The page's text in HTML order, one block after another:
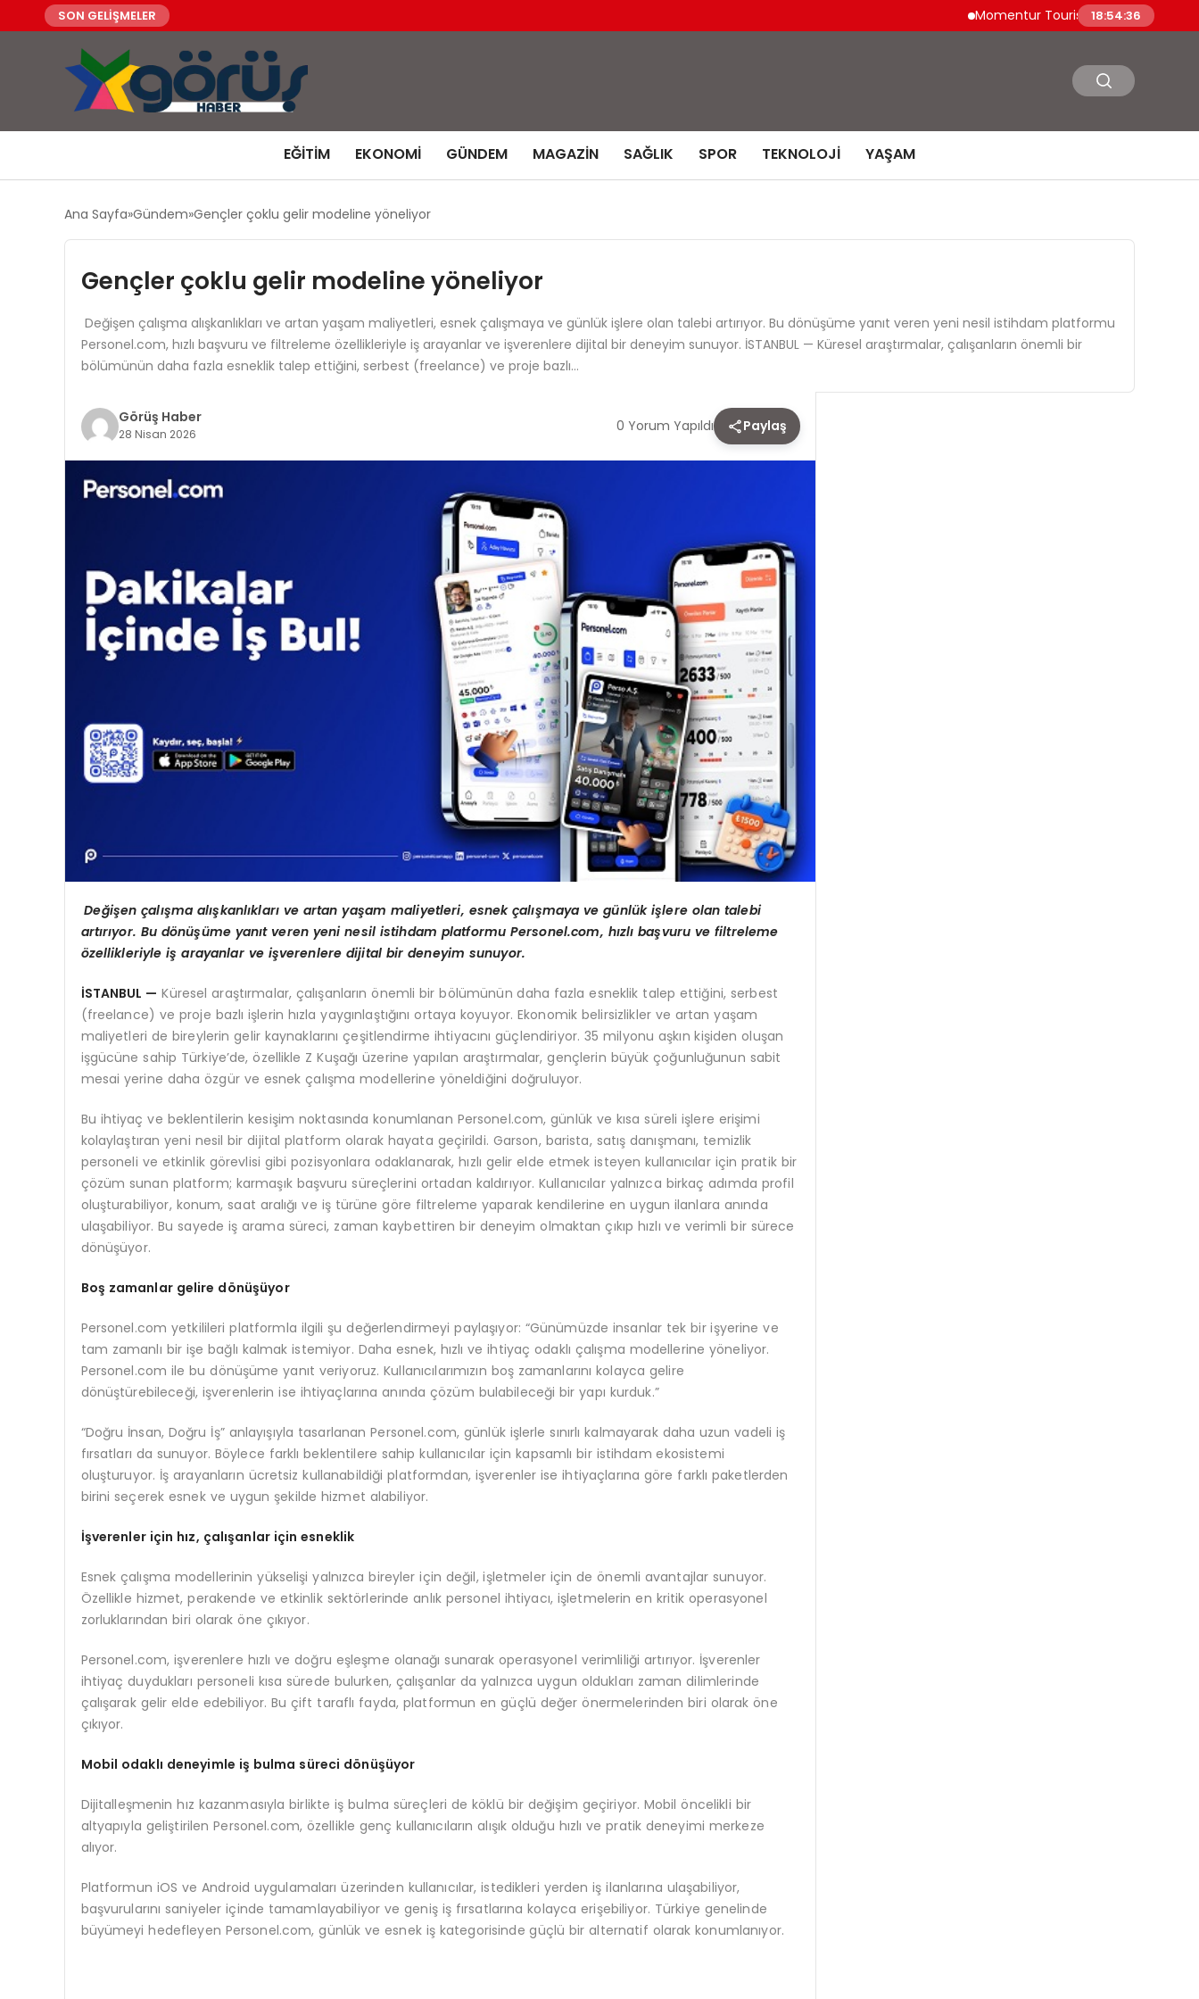
SON GELİŞMELER Momentur Tourism & Travel, Dubai
18:54:37
EĞITIM EKONOMI GÜNDEM MAGAZIN SAĞLIK SPOR TEKNOLOJI YAŞAM
Ana Sayfa Gündem Gençler çoklu gelir modeline yöneliyor
Gençler çoklu gelir modeline yöneliyor
Değişen çalışma alışkanlıkları ve artan yaşam maliyetleri, esnek çalışmaya ve günlük işlere olan talebi artırıyor. Bu dönüşüme yanıt veren yeni nesil istihdam platformu
Personel.com, hızlı başvuru ve filtreleme özellikleriyle iş arayanlar ve işverenlere dijital bir deneyim sunuyor. İSTANBUL — Küresel araştırmalar, çalışanların önemli bir
bölümünün daha fazla esneklik talep ettiğini, serbest (freelance) ve proje bazlı…
Görüş Haber
28 Nisan 2026 0 Yorum Yapıldı Paylaş
Değişen çalışma alışkanlıkları ve artan yaşam maliyetleri, esnek çalışmaya ve günlük işlere olan talebi
artırıyor. Bu dönüşüme yanıt veren yeni nesil istihdam platformu Personel.com, hızlı başvuru ve filtreleme
özellikleriyle iş arayanlar ve işverenlere dijital bir deneyim sunuyor.
İSTANBUL — Küresel araştırmalar, çalışanların önemli bir bölümünün daha fazla esneklik talep ettiğini, serbest
(freelance) ve proje bazlı işlerin hızla yaygınlaştığını ortaya koyuyor. Ekonomik belirsizlikler ve artan yaşam
maliyetleri de bireylerin gelir kaynaklarını çeşitlendirme ihtiyacını güçlendiriyor. 35 milyonu aşkın kişiden oluşan
işgücüne sahip Türkiye’de, özellikle Z Kuşağı üzerine yapılan araştırmalar, gençlerin büyük çoğunluğunun sabit
mesai yerine daha özgür ve esnek çalışma modellerine yöneldiğini doğruluyor.
Bu ihtiyaç ve beklentilerin kesişim noktasında konumlanan Personel.com, günlük ve kısa süreli işlere erişimi
kolaylaştıran yeni nesil bir dijital platform olarak hayata geçirildi. Garson, barista, satış danışmanı, temizlik
personeli ve etkinlik görevlisi gibi pozisyonlara odaklanarak, hızlı gelir elde etmek isteyen kullanıcılar için pratik bir
çözüm sunan platform; karmaşık başvuru süreçlerini ortadan kaldırıyor. Kullanıcılar yalnızca birkaç adımda profil
oluşturabiliyor, konum, saat aralığı ve iş türüne göre filtreleme yaparak kendilerine en uygun ilanlara anında
ulaşabiliyor. Bu sayede iş arama süreci, zaman kaybettiren bir deneyim olmaktan çıkıp hızlı ve verimli bir sürece
dönüşüyor.
Boş zamanlar gelire dönüşüyor
Personel.com yetkilileri platformla ilgili şu değerlendirmeyi paylaşıyor: “Günümüzde insanlar tek bir işyerine ve
tam zamanlı bir işe bağlı kalmak istemiyor. Daha esnek, hızlı ve ihtiyaç odaklı çalışma modellerine yöneliyor.
Personel.com ile bu dönüşüme yanıt veriyoruz. Kullanıcılarımızın boş zamanlarını kolayca gelire
dönüştürebileceği, işverenlerin ise ihtiyaçlarına anında çözüm bulabileceği bir yapı kurduk.”
“Doğru İnsan, Doğru İş” anlayışıyla tasarlanan Personel.com, günlük işlerle sınırlı kalmayarak daha uzun vadeli iş
fırsatları da sunuyor. Böylece farklı beklentilere sahip kullanıcılar için kapsamlı bir istihdam ekosistemi
oluşturuyor. İş arayanların ücretsiz kullanabildiği platformdan, işverenler ise ihtiyaçlarına göre farklı paketlerden
birini seçerek esnek ve uygun şekilde hizmet alabiliyor.
İşverenler için hız, çalışanlar için esneklik
Esnek çalışma modellerinin yükselişi yalnızca bireyler için değil, işletmeler için de önemli avantajlar sunuyor.
Özellikle hizmet, perakende ve etkinlik sektörlerinde anlık personel ihtiyacı, işletmelerin en kritik operasyonel
zorluklarından biri olarak öne çıkıyor.
Personel.com, işverenlere hızlı ve doğru eşleşme olanağı sunarak operasyonel verimliliği artırıyor. İşverenler
ihtiyaç duydukları personeli kısa sürede bulurken, çalışanlar da yalnızca uygun oldukları zaman dilimlerinde
çalışarak gelir elde edebiliyor. Bu çift taraflı fayda, platformun en güçlü değer önermelerinden biri olarak öne
çıkıyor.
Mobil odaklı deneyimle iş bulma süreci dönüşüyor
Dijitalleşmenin hız kazanmasıyla birlikte iş bulma süreçleri de köklü bir değişim geçiriyor. Mobil öncelikli bir
altyapıyla geliştirilen Personel.com, özellikle genç kullanıcıların alışık olduğu hızlı ve pratik deneyimi merkeze
alıyor.
Platformun iOS ve Android uygulamaları üzerinden kullanıcılar, istedikleri yerden iş ilanlarına ulaşabiliyor,
başvurularını saniyeler içinde tamamlayabiliyor ve geniş iş fırsatlarına kolayca erişebiliyor. Türkiye genelinde
büyümeyi hedefleyen Personel.com, günlük ve esnek iş kategorisinde güçlü bir alternatif olarak konumlanıyor.